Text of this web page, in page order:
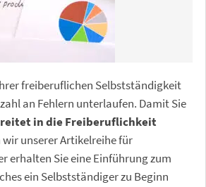
freiberuflichen Selbstständigkeit
an Fehlern unterlaufen. Damit Sie
in die Freiberuflichkeit
wir unserer Artikelreihe für
erhalten Sie eine Einführung zum
ein Selbstständiger zu Beginn